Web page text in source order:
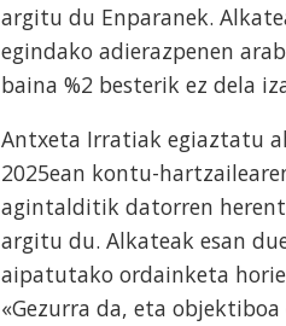
argitu du Enparanek.
egindako adierazpenen
baina %2 besterik ez dela
Antxeta Irratiak egiaztatu
2025ean kontu-
agintalditik datorren
argitu du. Alkateak esan
aipatutako ordainketa
«Gezurra da, eta